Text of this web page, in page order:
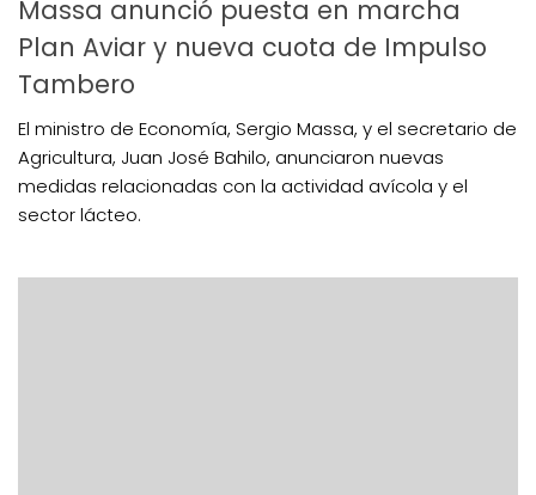
Massa anunció puesta en marcha
Plan Aviar y nueva cuota de Impulso
Tambero
El ministro de Economía, Sergio Massa, y el secretario de
Agricultura, Juan José Bahilo, anunciaron nuevas
medidas relacionadas con la actividad avícola y el
sector lácteo.